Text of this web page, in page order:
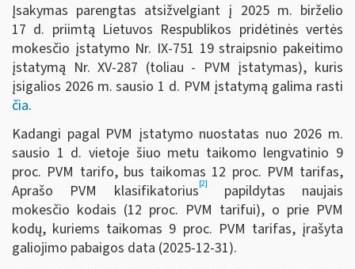
Įsakymas parengtas atsižvelgiant į 2025 m. birželio
17 d. priimtą Lietuvos Respublikos pridėtinės vertės
mokesčio įstatymo Nr. IX-751 19 straipsnio pakeitimo
įstatymą Nr. XV-287 (toliau - PVM įstatymas), kuris
įsigalios 2026 m. sausio 1 d. PVM įstatymą galima rasti
čia.
Kadangi pagal PVM įstatymo nuostatas nuo 2026 m.
sausio 1 d. vietoje šiuo metu taikomo lengvatinio 9
proc. PVM tarifo, bus taikomas 12 proc. PVM tarifas,
Aprašo PVM klasifikatorius[2]
papildytas naujais
mokesčio kodais (12 proc. PVM tarifui), o prie PVM
kodų, kuriems taikomas 9 proc. PVM tarifas, įrašyta
galiojimo pabaigos data (2025-12-31).